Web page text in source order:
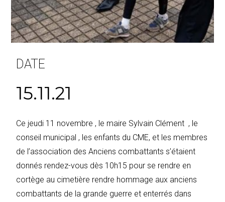
DATE
15.11.21
Ce jeudi 11 novembre , le maire Sylvain Clément , le
conseil municipal , les enfants du CME, et les membres
de l’association des Anciens combattants s’étaient
donnés rendez-vous dès 10h15 pour se rendre en
cortège au cimetière rendre hommage aux anciens
combattants de la grande guerre et enterrés dans